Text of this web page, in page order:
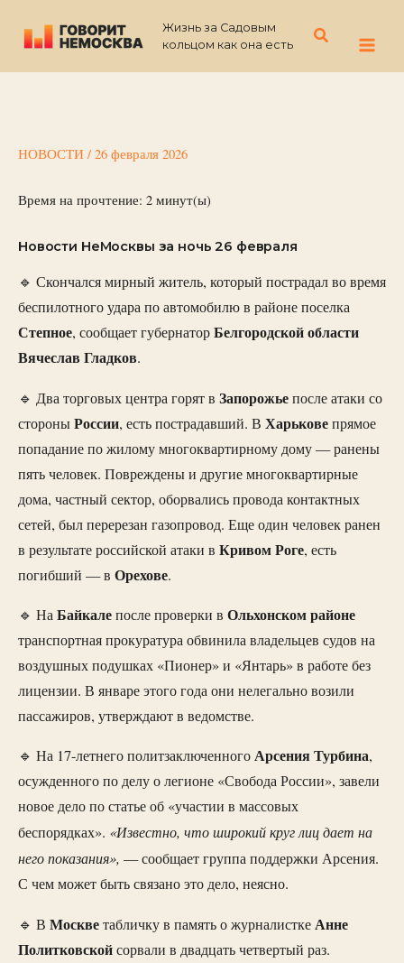
содержимому
Жизнь за Садовым
кольцом как она есть
Поиск
НОВОСТИ / 26 февраля 2026
Время на прочтение: 2 минут(ы)
Новости НеМосквы за ночь 26 февраля
🔹 Скончался мирный житель, который пострадал во время
беспилотного удара по автомобилю в районе поселка
Степное, сообщает губернаторБелгородской области
Вячеслав Гладков.
🔹 Два торговых центра горят в Запорожьепосле атаки со
стороныРоссии, есть пострадавший. В Харьковепрямое
попадание по жилому многоквартирному дому — ранены
пять человек. Повреждены и другие многоквартирные
дома, частный сектор, оборвались провода контактных
сетей, был перерезан газопровод. Еще один человек ранен
в результате российской атаки в КривомРоге, есть
погибший — в Орехове.
🔹 НаБайкалепосле проверки в Ольхонскомрайоне
транспортная прокуратура обвинила владельцев судов на
воздушных подушках «Пионер» и «Янтарь» в работе без
лицензии. В январе этого года они нелегально возили
пассажиров, утверждают в ведомстве.
🔹 На 17-летнего политзаключенногоАрсения Турбина,
осужденного по делу о легионе «Свобода России», завели
новое дело по статье об «участии в массовых
беспорядках». «Известно, что широкий круг лиц дает на
него показания», — сообщает группа поддержки Арсения.
С чем может быть связано это дело, неясно.
🔹 В Москветабличку в память о журналисткеАнне
Политковскойсорвали в двадцать четвертый раз.